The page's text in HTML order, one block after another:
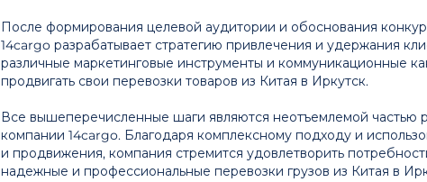
После формирования целевой аудитории и обоснования
14cargo разрабатывает стратегию привлечения и удержания
различные маркетинговые инструменты и коммуникационные
продвигать свои перевозки товаров из Китая в Иркутск.
Все вышеперечисленные шаги являются неотъемлемой частью
компании 14cargo. Благодаря комплексному подходу и
и продвижения, компания стремится удовлетворить
надежные и профессиональные перевозки грузов из Китая в